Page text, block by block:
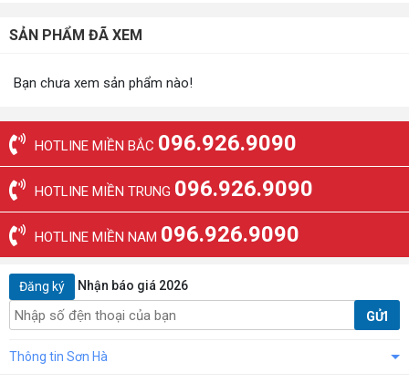
SẢN PHẨM ĐÃ XEM
Bạn chưa xem sản phẩm nào!
HOTLINE MIỀN BẮC 096.926.9090
HOTLINE MIỀN TRUNG 096.926.9090
HOTLINE MIỀN NAM 096.926.9090
Đăng ký Nhận báo giá 2026
GỬI
Thông tin Sơn Hà